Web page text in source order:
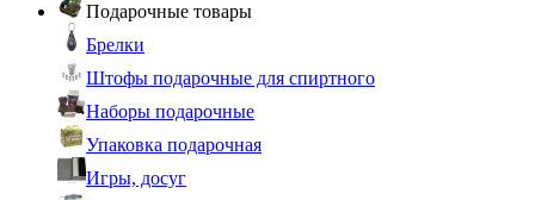
Подарочные товары
Брелки
Штофы подарочные для спиртного
Наборы подарочные
Упаковка подарочная
Игры, досуг